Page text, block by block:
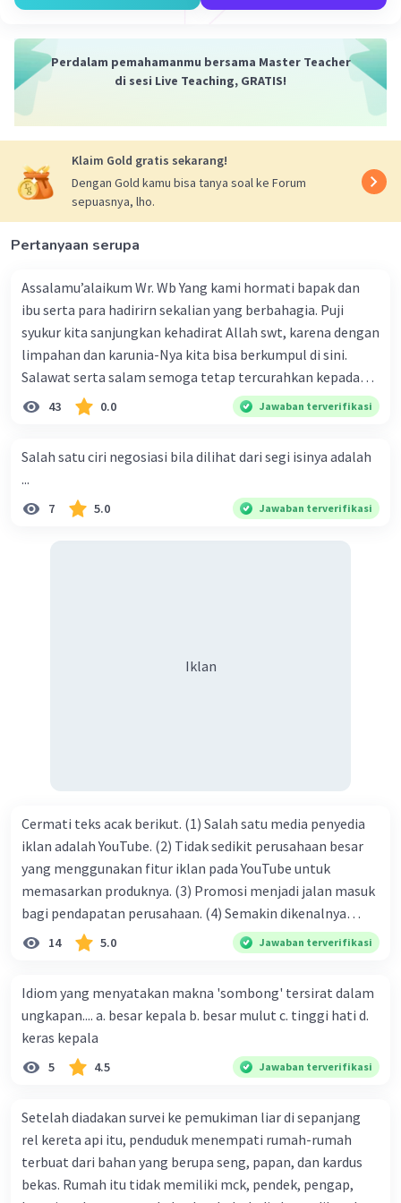
Iklan
Perdalam pemahamanmu bersama Master Teacher
di sesi Live Teaching, GRATIS!
Klaim Gold gratis sekarang!
Dengan Gold kamu bisa tanya soal ke Forum
sepuasnya, lho.
Pertanyaan serupa
Assalamu’alaikum Wr. Wb Yang kami hormati bapak dan
ibu serta para hadirirn sekalian yang berbahagia. Puji
syukur kita sanjungkan kehadirat Allah swt, karena dengan
limpahan dan karunia-Nya kita bisa berkumpul di sini.
Salawat serta salam semoga tetap tercurahkan kepada
junjungan Nabi besar Muhammad saw, karena beliau
menyiarkan agama yang haq, yakni agama islam, agama
ke dalam umat-Nya yang diberkahi. Amin ya rabbal alamin.
Hadirin sekalian yang berbahagia! Dirasa amat penting
sekali jiwa sosial untuk diterapkan di lingkungan keluarga,
limpahan karuniaNya kita bisa berkumpul di sini. Kalimat
43 0.0 Jawaban terverifikasi
Salah satu ciri negosiasi bila dilihat dari segi isinya adalah
...
7 5.0 Jawaban terverifikasi
Iklan
Cermati teks acak berikut. (1) Salah satu media penyedia
iklan adalah YouTube. (2) Tidak sedikit perusahaan besar
yang menggunakan fitur iklan pada YouTube untuk
memasarkan produknya. (3) Promosi menjadi jalan masuk
bagi pendapatan perusahaan. (4) Semakin dikenalnya
suatu produk oleh konsumen, semakin besar pula peluang
perusahaan kepada konsumen. Urutan yang tepat agar
menjadi teks eksposisi yang padu adalah .... A. (1)-(2)-(3)-
(4)-(5) B. (2)-(1)-(3)-(4)-(5) C. (3)-(1)-(2)-(5)-(4) D. (3)-(5)-
(4)-(1)-(2) E. (5)-(1)-(3)-(4)-(2)
14 5.0 Jawaban terverifikasi
Idiom yang menyatakan makna 'sombong' tersirat dalam
ungkapan.... a. besar kepala b. besar mulut c. tinggi hati d.
keras kepala
5 4.5 Jawaban terverifikasi
Setelah diadakan survei ke pemukiman liar di sepanjang
rel kereta api itu, penduduk menempati rumah-rumah
terbuat dari bahan yang berupa seng, papan, dan kardus
bekas. Rumah itu tidak memiliki mck, pendek, pengap,